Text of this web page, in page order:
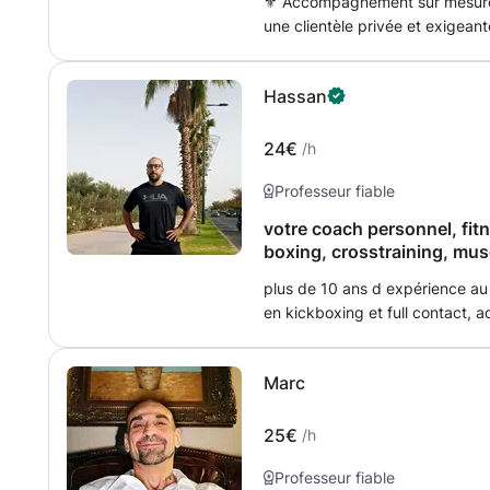
une clientèle privée et
spécifique. Équilibre & énergie
conçues sur mesure, en toute
expérience personnalisée,
durable. 📍 Présent entre
Nombre de clients
accompagnement exclusif.
Hassan
24€ /h
Professeur fiable
votre coach personnel,
boxing, crosstraining,
plus de 10 ans d expérience
en kickboxing et full contact,
professionnel.
Marc
25€ /h
Professeur fiable